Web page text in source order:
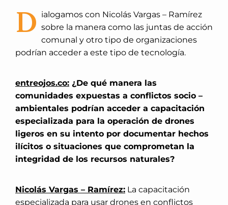
D ialogamos con Nicolás Vargas – Ramírez
sobre la manera como las juntas de acción
comunal y otro tipo de organizaciones
podrían acceder a este tipo de tecnología.
entreojos.co: ¿De qué manera las
comunidades expuestas a conflictos socio –
ambientales podrían acceder a capacitación
especializada para la operación de drones
ligeros en su intento por documentar hechos
ilícitos o situaciones que comprometan la
integridad de los recursos naturales?
Nicolás Vargas – Ramírez: La capacitación
especializada para usar drones en conflictos